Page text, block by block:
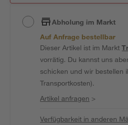
Abholung im Markt
Auf Anfrage bestellbar
Dieser Artikel ist im Markt
vorrätig. Du kannst uns
schicken und wir bestellen
Transportkosten).
Artikel anfragen >
Verfügbarkeit in anderen